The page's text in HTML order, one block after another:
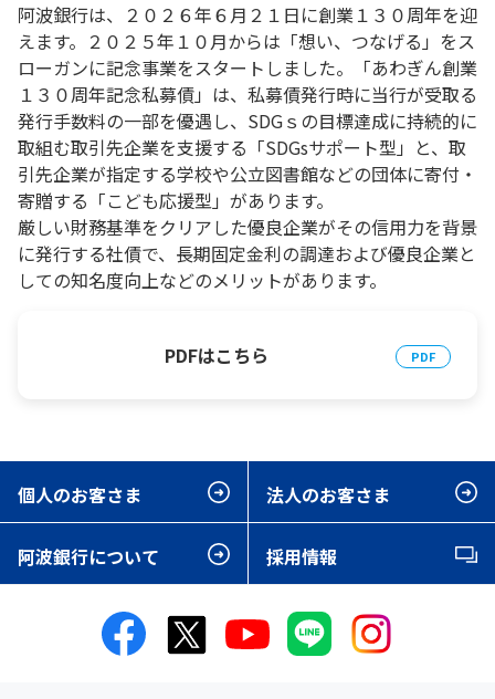
阿波銀行は、２０２６年６月２１日に創業１３０周年を迎
えます。２０２５年１０月からは「想い、つなげる」をス
ローガンに記念事業をスタートしました。「あわぎん創業
１３０周年記念私募債」は、私募債発行時に当行が受取る
発行手数料の一部を優遇し、SDGｓの目標達成に持続的に
取組む取引先企業を支援する「SDGsサポート型」と、取
引先企業が指定する学校や公立図書館などの団体に寄付・
寄贈する「こども応援型」があります。
厳しい財務基準をクリアした優良企業がその信用力を背景
に発行する社債で、長期固定金利の調達および優良企業と
しての知名度向上などのメリットがあります。
PDFはこちら
個人のお客さま 法人のお客さま
阿波銀行について 採用情報